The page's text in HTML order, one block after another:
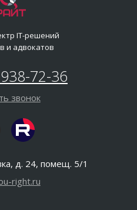
72-36
д. 24, помещ. 5/1
right.ru
IT-решений
и адвокатов
звонок